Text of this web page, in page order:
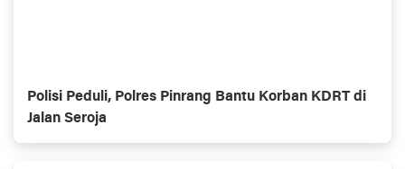
Polisi Peduli, Polres Pinrang Bantu Korban KDRT di
Jalan Seroja